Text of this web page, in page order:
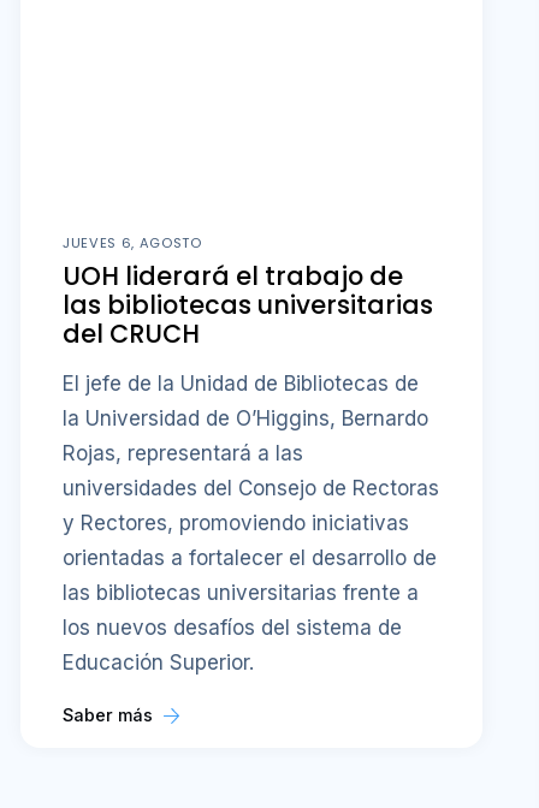
JUEVES 6, AGOSTO
UOH liderará el trabajo de
las bibliotecas universitarias
del CRUCH
El jefe de la Unidad de Bibliotecas de
la Universidad de O’Higgins, Bernardo
Rojas, representará a las
universidades del Consejo de Rectoras
y Rectores, promoviendo iniciativas
orientadas a fortalecer el desarrollo de
las bibliotecas universitarias frente a
los nuevos desafíos del sistema de
Educación Superior.
Saber más